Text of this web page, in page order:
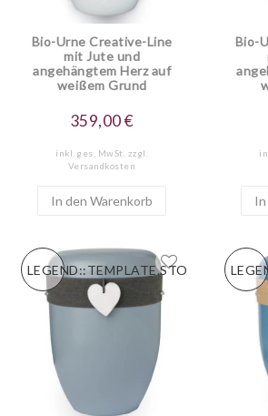
Bio-Urne Creative-Line
mit Jute und
angehängtem Herz auf
weißem Grund
359,00 €
inkl. ges. MwSt. zzgl.
Versandkosten
In den Warenkorb
Bio-